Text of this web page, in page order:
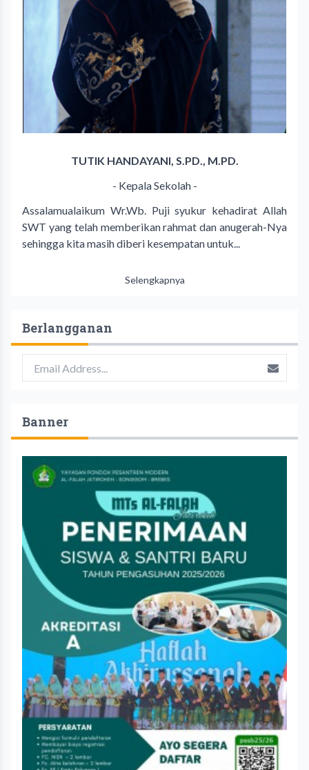
TUTIK HANDAYANI, S.PD., M.PD.
- Kepala Sekolah -
Assalamualaikum Wr.Wb. Puji syukur kehadirat Allah
SWT yang telah memberikan rahmat dan anugerah-Nya
sehingga kita masih diberi kesempatan untuk...
Selengkapnya
Berlangganan
Banner